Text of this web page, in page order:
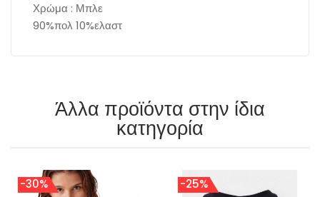
Χρώμα : Μπλε
90%πολ 10%ελαστ
Άλλα προϊόντα στην ίδια
κατηγορία
-30% -25%